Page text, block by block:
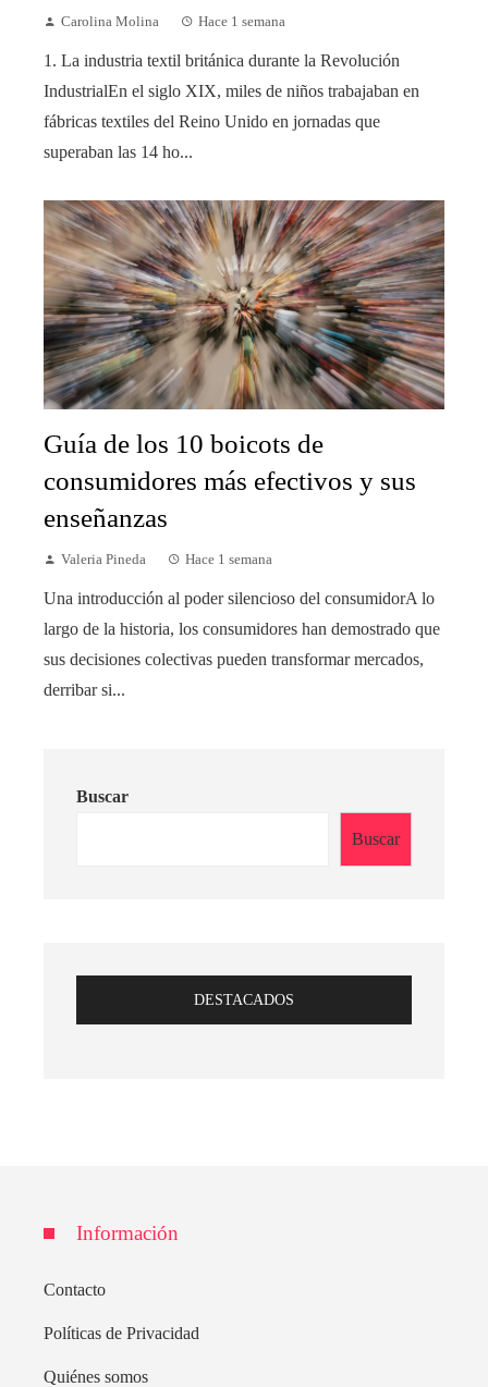
Carolina Molina Hace 1 semana
1. La industria textil británica durante la Revolución
IndustrialEn el siglo XIX, miles de niños trabajaban en
fábricas textiles del Reino Unido en jornadas que
superaban las 14 ho...
Guía de los 10 boicots de
consumidores más efectivos y sus
enseñanzas
Valeria Pineda Hace 1 semana
Una introducción al poder silencioso del consumidorA lo
largo de la historia, los consumidores han demostrado que
sus decisiones colectivas pueden transformar mercados,
derribar si...
Buscar
Buscar
DESTACADOS
Información
Contacto
Políticas de Privacidad
Quiénes somos